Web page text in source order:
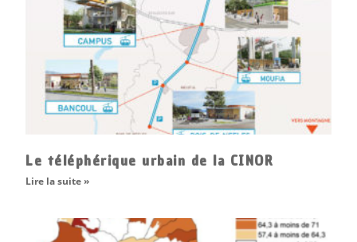
Le téléphérique urbain de la CINOR
Lire la suite »